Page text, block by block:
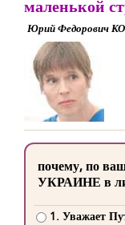
маленькой
Юрий Федорович
почему, по
УКРАИНЕ в
1. Уважает